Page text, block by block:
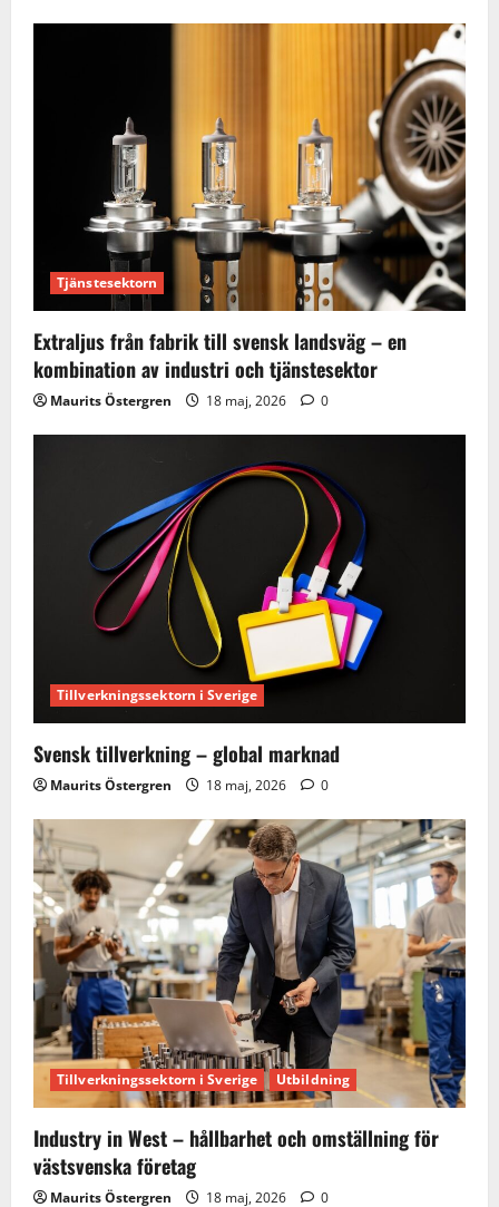
Tjänstesektorn
Extraljus från fabrik till svensk landsväg – en
kombination av industri och tjänstesektor
Maurits Östergren 18 maj, 2026 0
Tillverkningssektorn i Sverige
Svensk tillverkning – global marknad
Maurits Östergren 18 maj, 2026 0
Tillverkningssektorn i Sverige Utbildning
Industry in West – hållbarhet och omställning för
västsvenska företag
Maurits Östergren 18 maj, 2026 0